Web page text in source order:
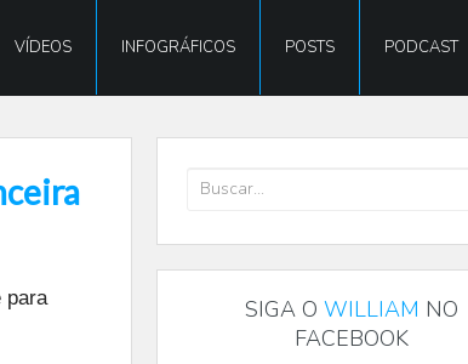
VÍDEOS INFOGRÁFICOS POSTS PODCAST
para
SIGA O WILLIAM NO
FACEBOOK